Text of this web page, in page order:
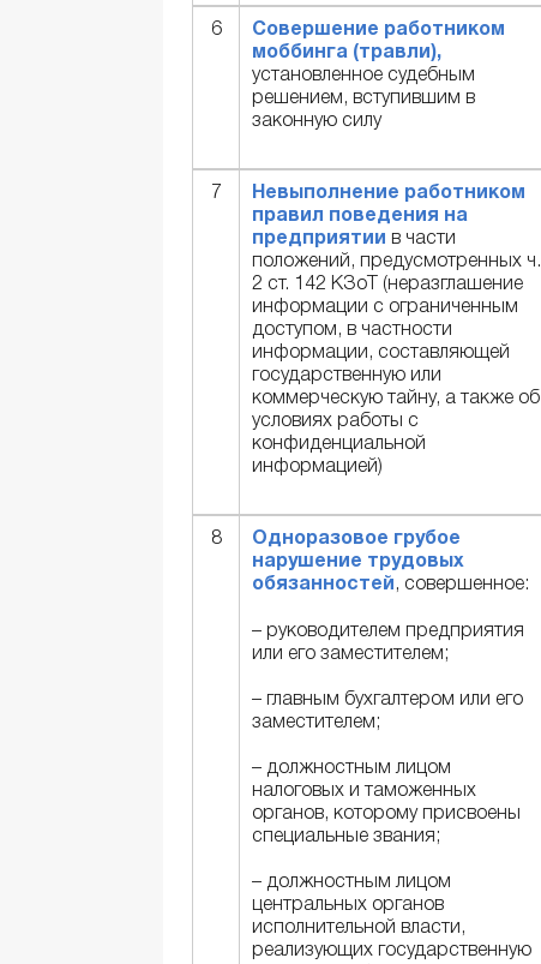
6
Совершение работником
моббинга (травли),
установленное судебным
решением, вступившим в
законную силу
7
Невыполнение работником
правил поведения на
предприятии
в части
положений, предусмотренных ч.
2 ст. 142 КЗоТ (неразглашение
информации с ограниченным
доступом, в частности
информации, составляющей
государственную или
коммерческую тайну, а также об
условиях работы с
конфиденциальной
информацией)
8
Одноразовое грубое
нарушение трудовых
обязанностей , совершенное:
– руководителем предприятия
или его заместителем;
– главным бухгалтером или его
заместителем;
– должностным лицом
налоговых и таможенных
органов, которому присвоены
специальные звания;
– должностным лицом
центральных органов
исполнительной власти,
реализующих государственную